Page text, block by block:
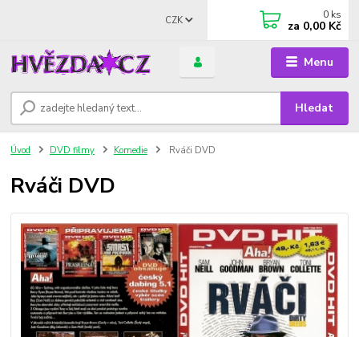
Menu
CZK
Hledat
0 ks
za 0,00 Kč
Úvod DVD filmy Komedie Rváči DVD
Rváči DVD